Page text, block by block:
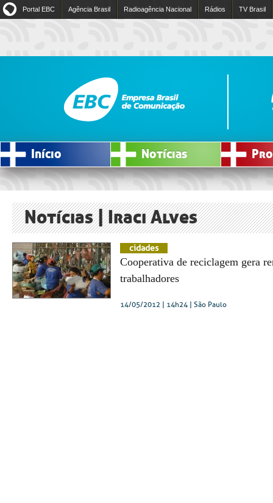
Portal EBC Agência Brasil Radioagência Nacional Rádios TV Brasil
Início Notícias
Notícias | Iraci Alves
cidades
Cooperativa de reciclagem gera
trabalhadores
14/05/2012 | 14h24 | São Paulo